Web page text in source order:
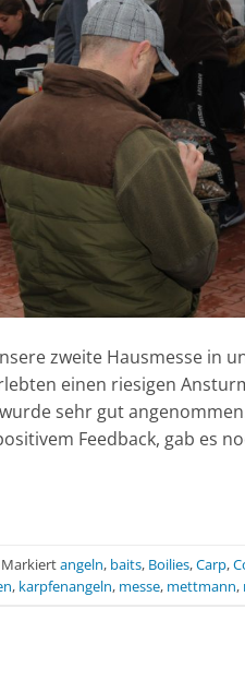
zweite Hausmesse in
einen riesigen
sehr gut
Feedback, gab es
Markiertangeln, baits, Boilies,Carp,
, karpfenangeln, messe, mettmann,